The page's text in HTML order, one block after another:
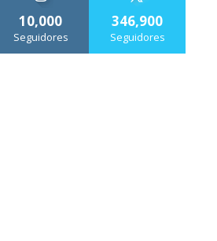
10,000
Seguidores
346,900
Seguidores